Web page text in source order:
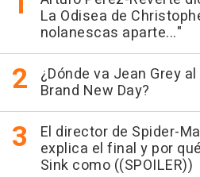
La Odisea de
nolanescas aparte..."
¿Dónde va Jean Grey
Brand New Day?
El director de Spider-
explica el final y por
Sink como ((SPOILER))